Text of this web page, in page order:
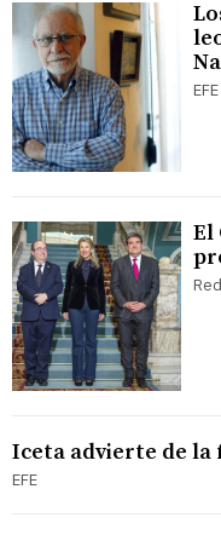
EFE
El
Iceta advierte de la
EFE